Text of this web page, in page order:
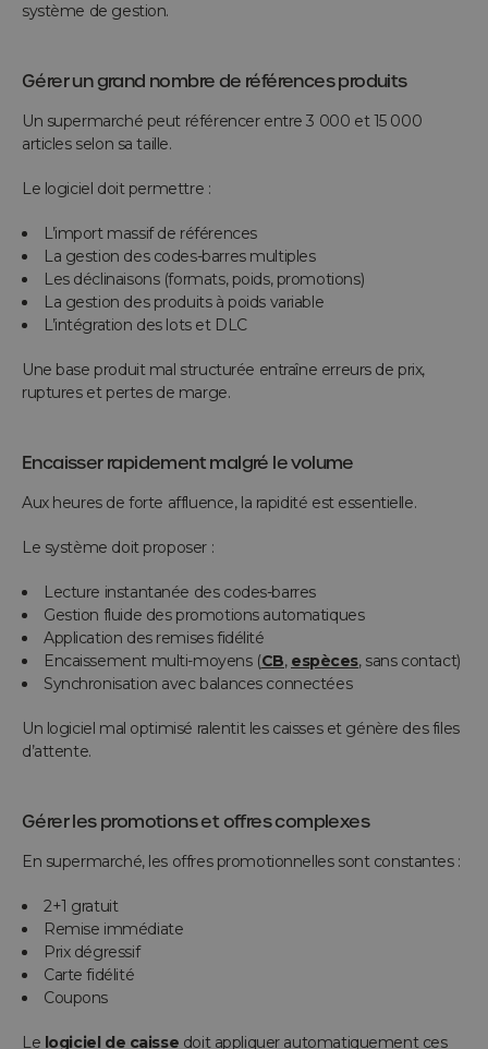
système de gestion.
Gérer un grand nombre de références produits
Un supermarché peut référencer entre 3 000 et 15 000
articles selon sa taille.
Le logiciel doit permettre :
L’import massif de références
La gestion des codes-barres multiples
Les déclinaisons (formats, poids, promotions)
La gestion des produits à poids variable
L’intégration des lots et DLC
Une base produit mal structurée entraîne erreurs de prix,
ruptures et pertes de marge.
Encaisser rapidement malgré le volume
Aux heures de forte affluence, la rapidité est essentielle.
Le système doit proposer :
Lecture instantanée des codes-barres
Gestion fluide des promotions automatiques
Application des remises fidélité
Encaissement multi-moyens (CB, espèces, sans contact)
Synchronisation avec balances connectées
Un logiciel mal optimisé ralentit les caisses et génère des files
d’attente.
Gérer les promotions et offres complexes
En supermarché, les offres promotionnelles sont constantes :
2+1 gratuit
Remise immédiate
Prix dégressif
Carte fidélité
Coupons
Le logiciel de caisse doit appliquer automatiquement ces